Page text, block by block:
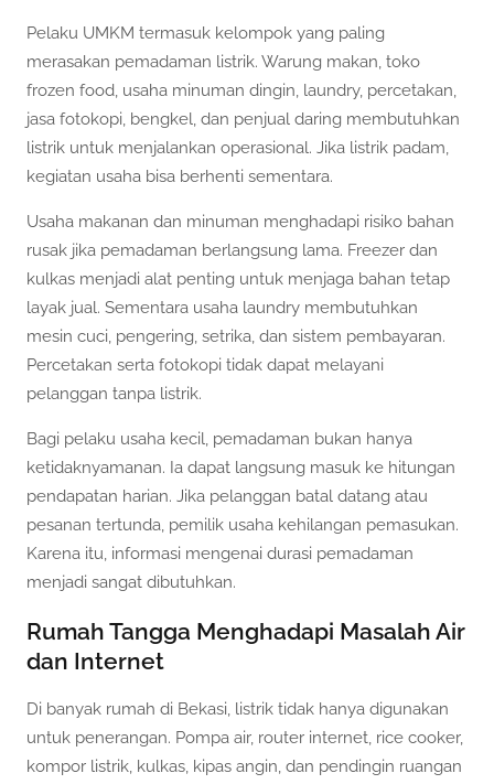
Pelaku UMKM termasuk kelompok yang paling
merasakan pemadaman listrik. Warung makan, toko
frozen food, usaha minuman dingin, laundry, percetakan,
jasa fotokopi, bengkel, dan penjual daring membutuhkan
listrik untuk menjalankan operasional. Jika listrik padam,
kegiatan usaha bisa berhenti sementara.
Usaha makanan dan minuman menghadapi risiko bahan
rusak jika pemadaman berlangsung lama. Freezer dan
kulkas menjadi alat penting untuk menjaga bahan tetap
layak jual. Sementara usaha laundry membutuhkan
mesin cuci, pengering, setrika, dan sistem pembayaran.
Percetakan serta fotokopi tidak dapat melayani
pelanggan tanpa listrik.
Bagi pelaku usaha kecil, pemadaman bukan hanya
ketidaknyamanan. Ia dapat langsung masuk ke hitungan
pendapatan harian. Jika pelanggan batal datang atau
pesanan tertunda, pemilik usaha kehilangan pemasukan.
Karena itu, informasi mengenai durasi pemadaman
menjadi sangat dibutuhkan.
Rumah Tangga Menghadapi Masalah Air
dan Internet
Di banyak rumah di Bekasi, listrik tidak hanya digunakan
untuk penerangan. Pompa air, router internet, rice cooker,
kompor listrik, kulkas, kipas angin, dan pendingin ruangan